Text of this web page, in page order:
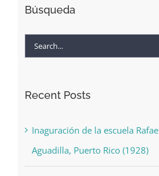
Búsqueda
Search
Recent Posts
Inaguración de la escuela
Aguadilla, Puerto Rico (1928)